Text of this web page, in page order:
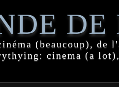
DE
(beaucoup), de
cinema (a